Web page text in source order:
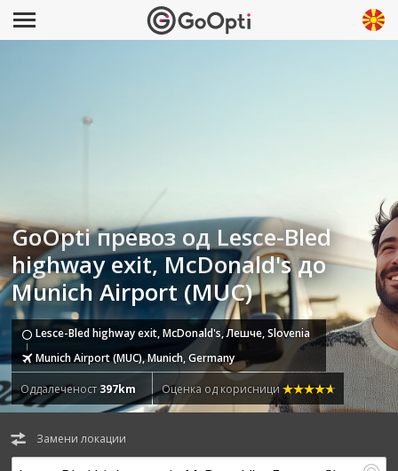
GoOpti превоз од Lesce-Bled
highway exit, McDonald's до
Munich Airport (MUC)
Lesce-Bled highway exit, McDonald's, Лешче, Slovenia
Munich Airport (MUC), Munich, Germany
Оддалеченост 397km Оценка од корисници
Замени локации